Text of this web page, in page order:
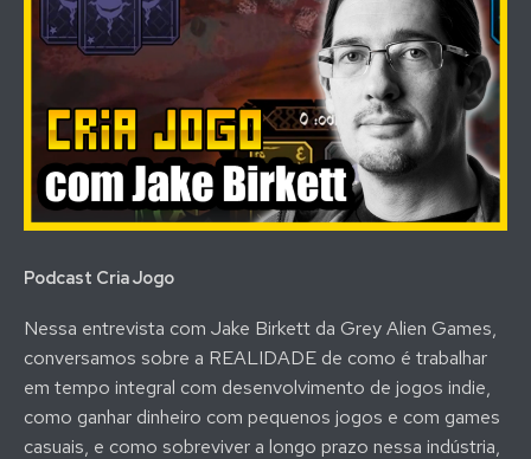
Podcast Cria Jogo
Nessa entrevista com Jake Birkett da Grey Alien Games,
conversamos sobre a REALIDADE de como é trabalhar
em tempo integral com desenvolvimento de jogos indie,
como ganhar dinheiro com pequenos jogos e com games
casuais, e como sobreviver a longo prazo nessa indústria,